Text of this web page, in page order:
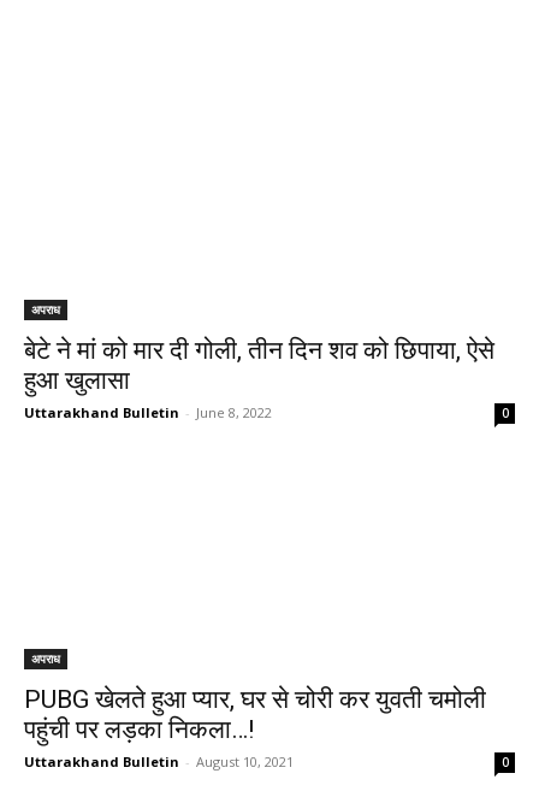
अपराध
बेटे ने मां को मार दी गोली, तीन दिन शव को छिपाया, ऐसे
हुआ खुलासा
Uttarakhand Bulletin - June 8, 2022 0
अपराध
PUBG खेलते हुआ प्यार, घर से चोरी कर युवती चमोली
पहुंची पर लड़का निकला…!
Uttarakhand Bulletin - August 10, 2021 0